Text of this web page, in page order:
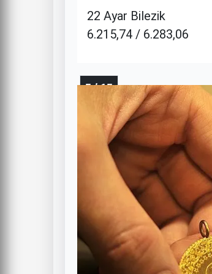
22 Ayar Bilezik
6.215,74 / 6.283,06
5 / 15